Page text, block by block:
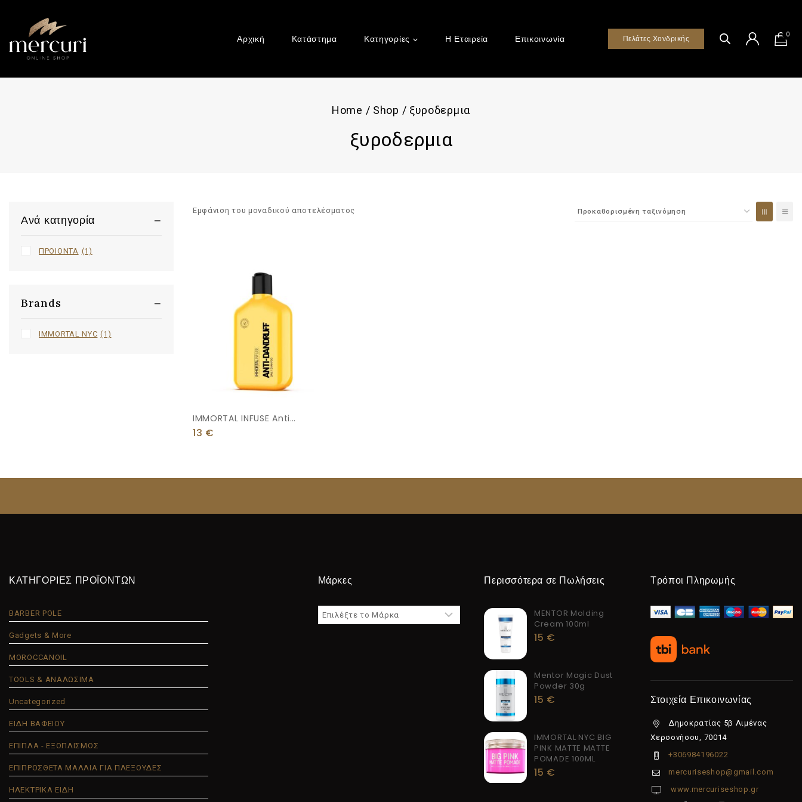
Αρχική Κατάστημα Κατηγορίες Η Εταιρεία Επικοινωνία Πελάτες Χονδρικής 0
Home / Shop / ξυροδερμια
ξυροδερμια
Εμφάνιση του μοναδικού αποτελέσματος
IMMORTAL INFUSE Anti
Dandruff Shampoo 500ml
13 €
Ανά κατηγορία
ΠΡΟΙΟΝΤΑ (1)
Brands
IMMORTAL NYC (1)
ΚΑΤΗΓΟΡΙΕΣ ΠΡΟΪΟΝΤΩΝ
BARBER POLE
Gadgets & More
MOROCCANOIL
TOOLS & ΑΝΑΛΩΣΙΜΑ
Uncategorized
ΕΙΔΗ ΒΑΦΕΙΟΥ
ΕΠΙΠΛΑ - ΕΞΟΠΛΙΣΜΟΣ
ΕΠΙΠΡΟΣΘΕΤΑ ΜΑΛΛΙΑ ΓΙΑ ΠΛΕΞΟΥΔΕΣ
ΗΛΕΚΤΡΙΚΑ ΕΙΔΗ
Μάρκες Περισσότερα σε Πωλήσεις
MENTOR Molding
Cream 100ml
15 €
Mentor Magic Dust
Powder 30g
15 €
IMMORTAL NYC BIG
PINK MATTE MATTE
POMADE 100ML
15 €
Τρόποι Πληρωμής
Στοιχεία Επικοινωνίας
Δημοκρατίας 5β Λιμένας
Χερσονήσου, 70014
+306984196022
mercuriseshop@gmail.com
www.mercuriseshop.gr